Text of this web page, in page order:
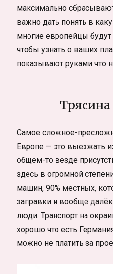
максимально
важно дать понять в
многие европейцы будут
чтобы узнать о ваших
показывают руками что
Трясина
Самое сложное-
Европе — это выезжать
общем-то везде
здесь в огромной
машин, 90% местных,
заправки и вообще
люди. Транспорт на
хорошо что есть
можно не платить за